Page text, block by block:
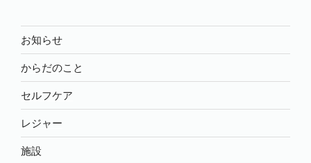
送
り
お知らせ
からだのこと
セルフケア
レジャー
施設